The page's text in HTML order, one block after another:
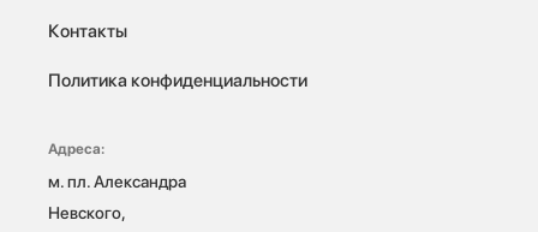
Контакты
Политика конфиденциальности
Адреса:
м. пл. Александра
Невского,